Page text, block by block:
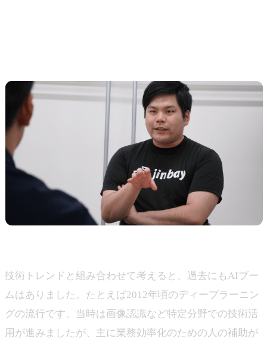
技術トレンドと組み合わせて考えると、過去にもAIブー
ムはありました。たとえば2012年頃のディープラーニン
グの流行です。当時は画像認識など特定分野での技術活
用が進みましたが、主に業務効率化のための人の補助が